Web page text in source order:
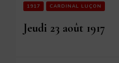
1917 CARDINAL LUÇON
Jeudi 23 août 1917